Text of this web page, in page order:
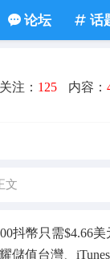
论坛 话
关注： 125 内容：
文
抖幣只需$4.66
儲值台灣、